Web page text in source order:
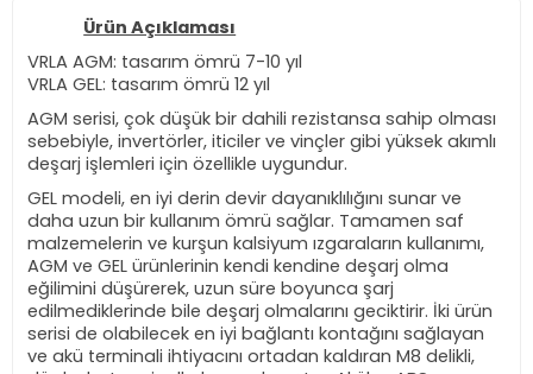
Ürün Açıklaması
VRLA AGM: tasarım ömrü 7-10 yıl
VRLA GEL: tasarım ömrü 12 yıl
AGM serisi, çok düşük bir dahili rezistansa sahip olması
sebebiyle, invertörler, iticiler ve vinçler gibi yüksek akımlı
deşarj işlemleri için özellikle uygundur.
GEL modeli, en iyi derin devir dayanıklılığını sunar ve
daha uzun bir kullanım ömrü sağlar. Tamamen saf
malzemelerin ve kurşun kalsiyum ızgaraların kullanımı,
AGM ve GEL ürünlerinin kendi kendine deşarj olma
eğilimini düşürerek, uzun süre boyunca şarj
edilmediklerinde bile deşarj olmalarını geciktirir. İki ürün
serisi de olabilecek en iyi bağlantı kontağını sağlayan
ve akü terminali ihtiyacını ortadan kaldıran M8 delikli,